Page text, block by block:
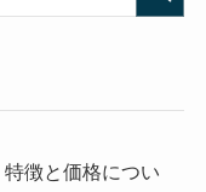
徴と価格につい